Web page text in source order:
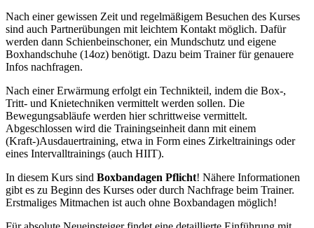
Nach einer gewissen Zeit und regelmäßigem Besuchen des Kurses
sind auch Partnerübungen mit leichtem Kontakt möglich. Dafür
werden dann Schienbeinschoner, ein Mundschutz und eigene
Boxhandschuhe (14oz) benötigt. Dazu beim Trainer für genauere
Infos nachfragen.
Nach einer Erwärmung erfolgt ein Technikteil, indem die Box-,
Tritt- und Knietechniken vermittelt werden sollen. Die
Bewegungsabläufe werden hier schrittweise vermittelt.
Abgeschlossen wird die Trainingseinheit dann mit einem
(Kraft-)Ausdauertraining, etwa in Form eines Zirkeltrainings oder
eines Intervalltrainings (auch HIIT).
In diesem Kurs sind Boxbandagen Pflicht! Nähere Informationen
gibt es zu Beginn des Kurses oder durch Nachfrage beim Trainer.
Erstmaliges Mitmachen ist auch ohne Boxbandagen möglich!